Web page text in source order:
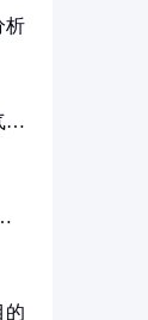
析
设
的